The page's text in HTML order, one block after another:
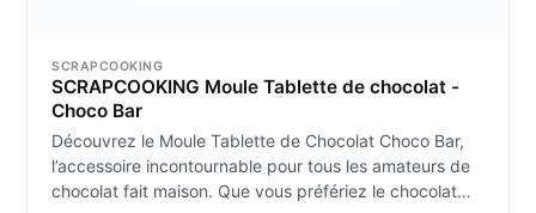
SCRAPCOOKING
SCRAPCOOKING Moule Tablette de chocolat -
Choco Bar
Découvrez le Moule Tablette de Chocolat Choco Bar,
l’accessoire incontournable pour tous les amateurs de
chocolat fait maison. Que vous préfériez le chocolat